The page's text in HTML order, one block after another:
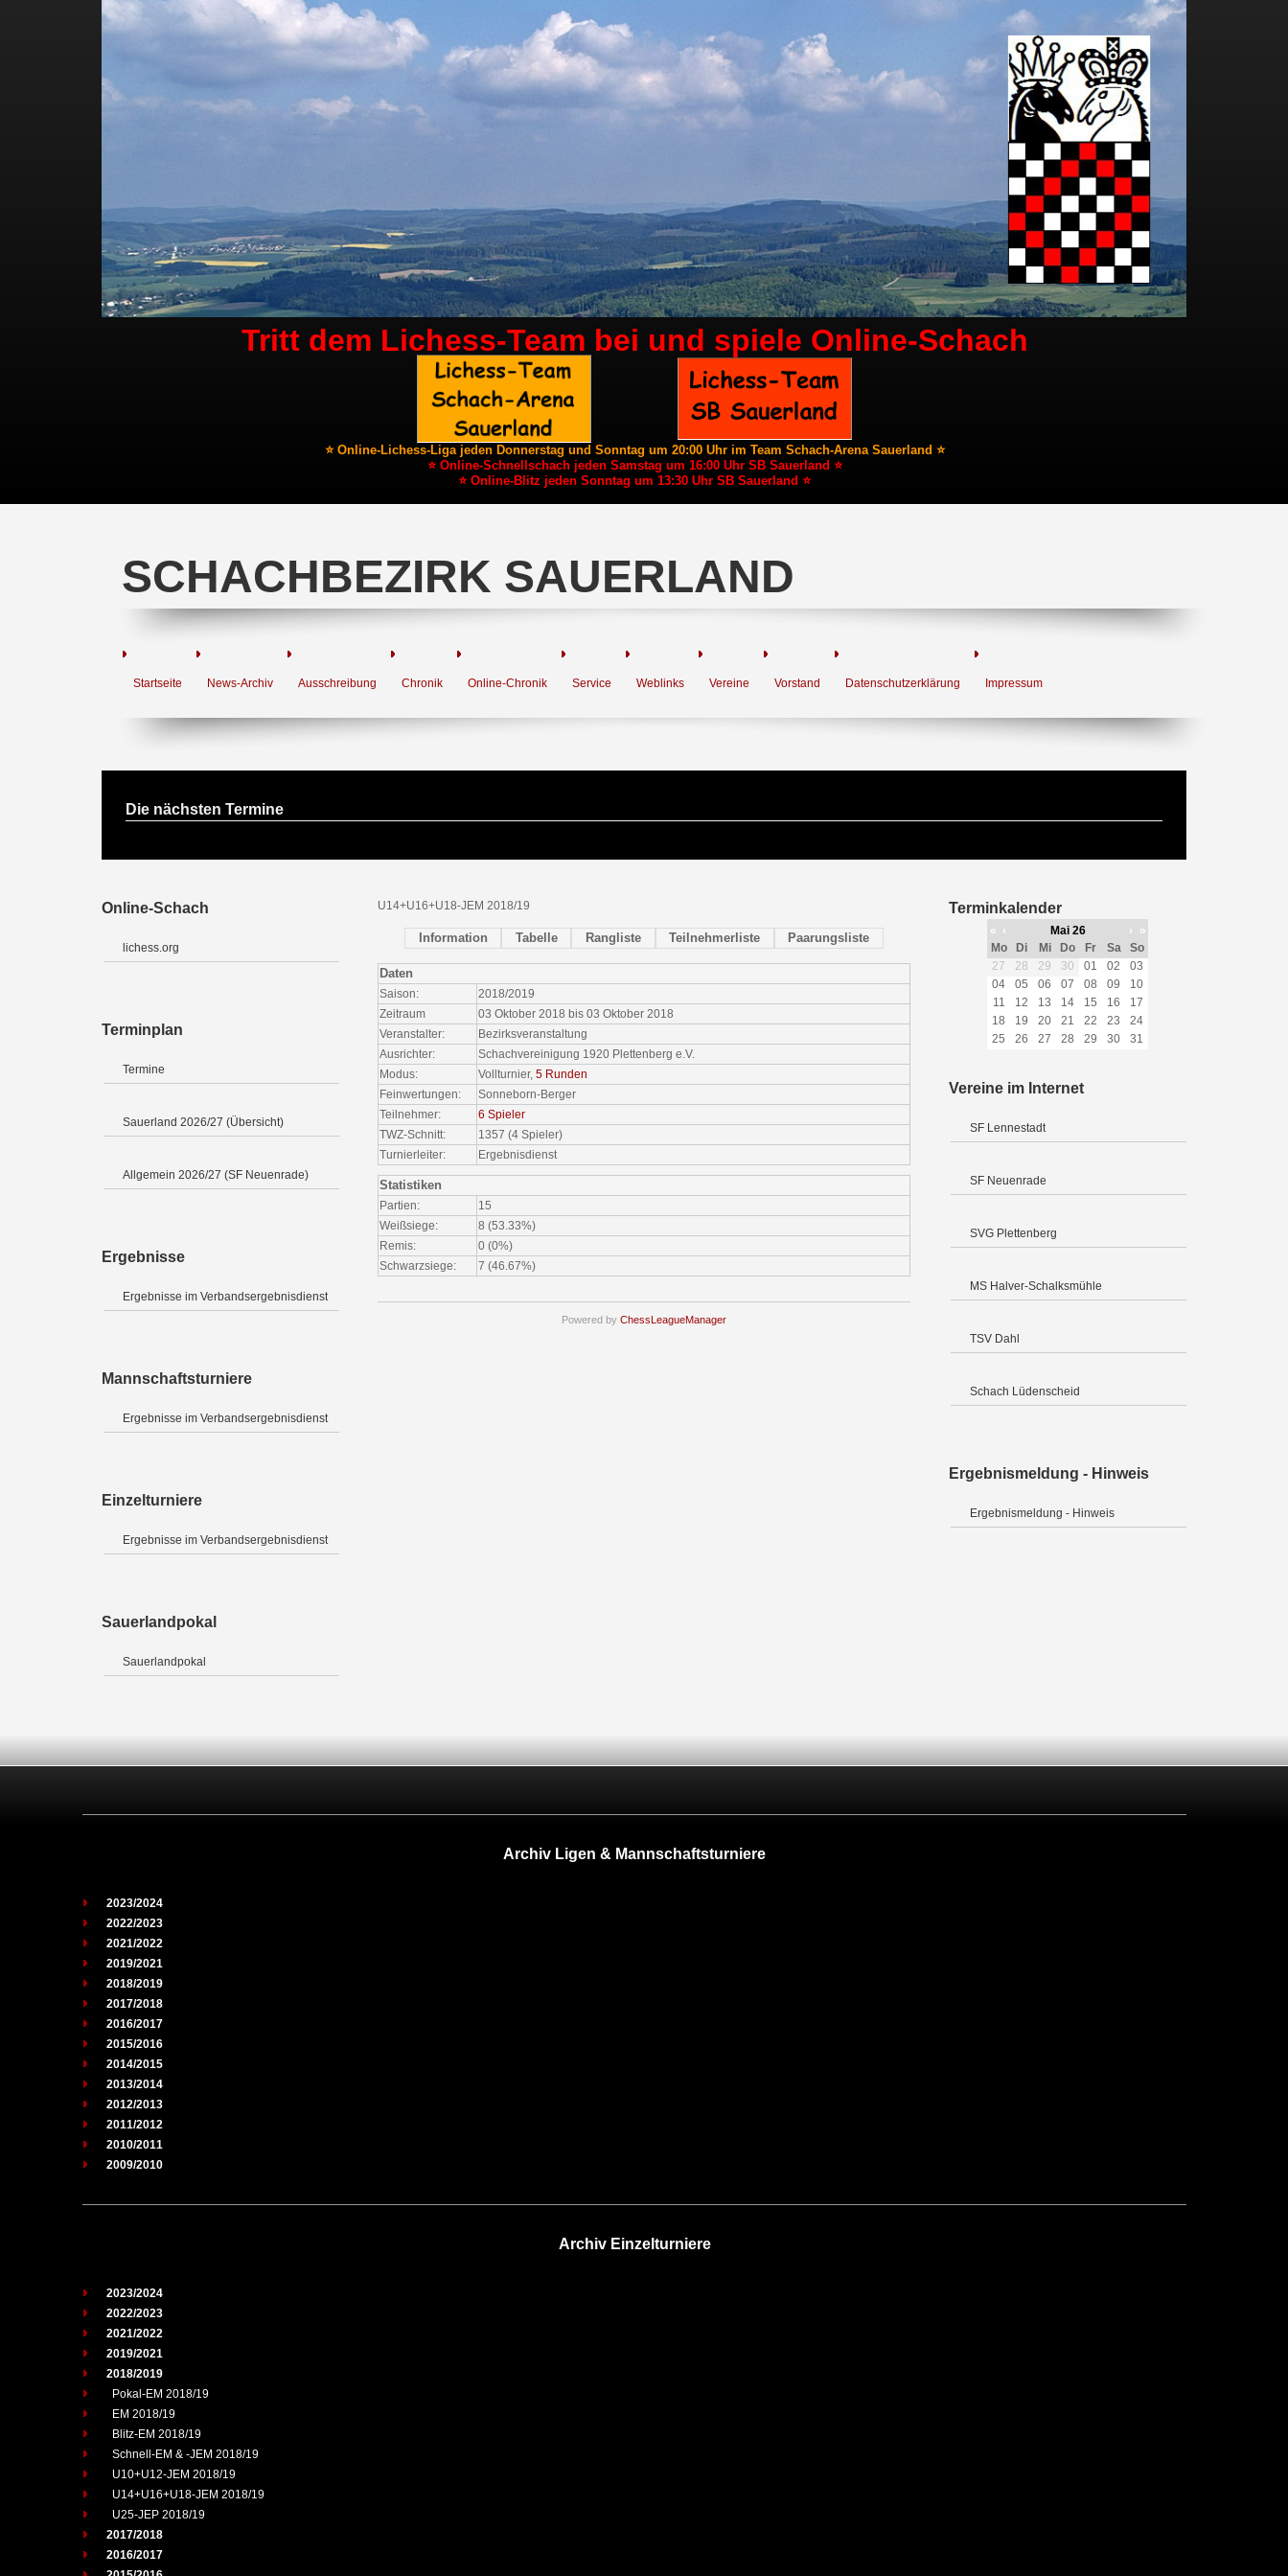
Tritt dem Lichess-Team bei und spiele Online-Schach
⭐ Online-Lichess-Liga jeden Donnerstag und Sonntag um 20:00 Uhr im Team Schach-Arena Sauerland ⭐
⭐ Online-Schnellschach jeden Samstag um 16:00 Uhr SB Sauerland ⭐
⭐ Online-Blitz jeden Sonntag um 13:30 Uhr SB Sauerland ⭐
SCHACHBEZIRK SAUERLAND
Startseite News-Archiv Ausschreibung Chronik Online-Chronik Service Weblinks Vereine Vorstand Datenschutzerklärung Impressum
Die nächsten Termine
Online-Schach
lichess.org
Terminplan
Termine
Sauerland 2026/27 (Übersicht)
Allgemein 2026/27 (SF Neuenrade)
Ergebnisse
Ergebnisse im Verbandsergebnisdienst
Mannschaftsturniere
Ergebnisse im Verbandsergebnisdienst
Einzelturniere
Ergebnisse im Verbandsergebnisdienst
Sauerlandpokal
Sauerlandpokal
U14+U16+U18-JEM 2018/19
Information Tabelle Rangliste Teilnehmerliste Paarungsliste
Daten
Saison:
2018/2019
Zeitraum
03 Oktober 2018 bis 03 Oktober 2018
Veranstalter:
Bezirksveranstaltung
Ausrichter:
Schachvereinigung 1920 Plettenberg e.V.
Modus:
Vollturnier,5 Runden
Feinwertungen:
Sonneborn-Berger
Teilnehmer:
6 Spieler
TWZ-Schnitt:
1357 (4 Spieler)
Turnierleiter:
Ergebnisdienst
Statistiken
Partien:
15
Weißsiege:
8 (53.33%)
Remis:
0 (0%)
Schwarzsiege:
7 (46.67%)
Powered by ChessLeagueManager
Terminkalender
« ‹ Mai 26 ›
»
Mo
Di Mi Do Fr Sa
So
27
28 29 30 01 02
03
04
05 06 07 08 09
10
11
12 13 14 15 16
17
18
19 20 21 22 23
24
25
26 27 28 29 30 31
Vereine im Internet
SF Lennestadt
SF Neuenrade
SVG Plettenberg
MS Halver-Schalksmühle
TSV Dahl
Schach Lüdenscheid
Ergebnismeldung - Hinweis
Ergebnismeldung - Hinweis
Archiv Ligen & Mannschaftsturniere
2023/2024
2022/2023
2021/2022
2019/2021
2018/2019
2017/2018
2016/2017
2015/2016
2014/2015
2013/2014
2012/2013
2011/2012
2010/2011
2009/2010
Archiv Einzelturniere
2023/2024
2022/2023
2021/2022
2019/2021
2018/2019
Pokal-EM 2018/19
EM 2018/19
Blitz-EM 2018/19
Schnell-EM & -JEM 2018/19
U10+U12-JEM 2018/19
U14+U16+U18-JEM 2018/19
U25-JEP 2018/19
2017/2018
2016/2017